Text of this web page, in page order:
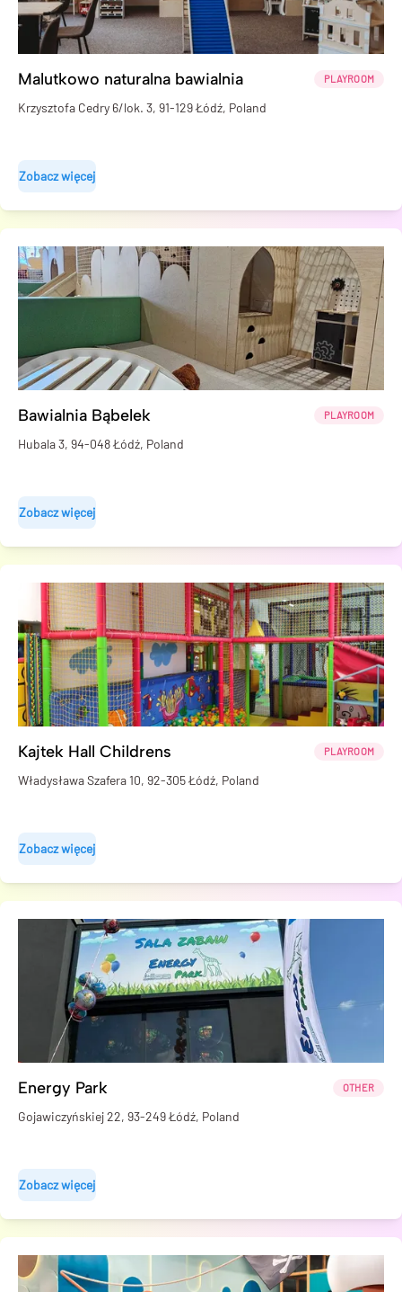
Malutkowo naturalna bawialnia PLAYROOM
Krzysztofa Cedry 6/lok. 3, 91-129 Łódź, Poland
Zobacz więcej
Bawialnia Bąbelek PLAYROOM
Hubala 3, 94-048 Łódź, Poland
Zobacz więcej
Kajtek Hall Childrens PLAYROOM
Władysława Szafera 10, 92-305 Łódź, Poland
Zobacz więcej
Energy Park OTHER
Gojawiczyńskiej 22, 93-249 Łódź, Poland
Zobacz więcej